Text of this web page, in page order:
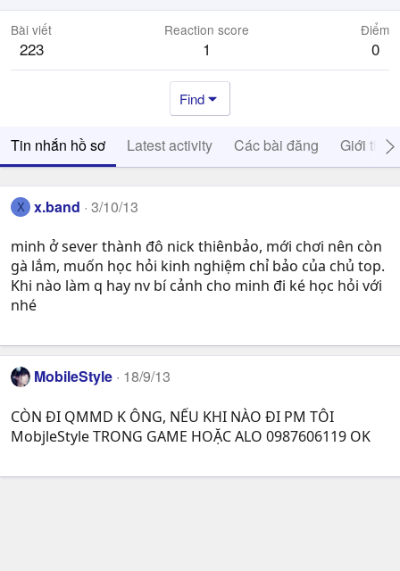
Bài viết
223
Reaction score
1
Điểm
0
Find
Tin nhắn hồ sơ Latest activity Các bài đăng Giới thiệu
X x.band 3/10/13
minh ở sever thành đô nick thiênbảo, mới chơi nên còn
gà lắm, muốn học hỏi kinh nghiệm chỉ bảo của chủ top.
Khi nào làm q hay nv bí cảnh cho minh đi ké học hỏi với
nhé
MobileStyle 18/9/13
CÒN ĐI QMMD K ÔNG, NẾU KHI NÀO ĐI PM TÔI
MobjleStyle TRONG GAME HOẶC ALO 0987606119 OK